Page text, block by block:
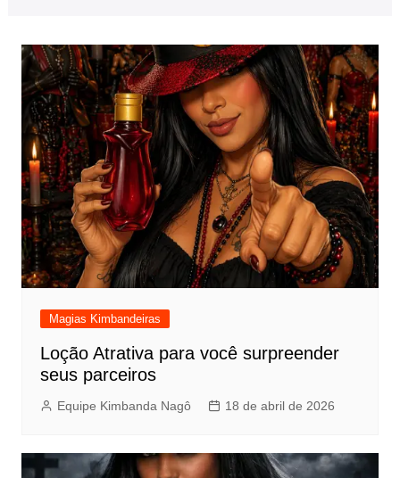
Magias Kimbandeiras
Loção Atrativa para você surpreender
seus parceiros
Equipe Kimbanda Nagô 18 de abril de 2026